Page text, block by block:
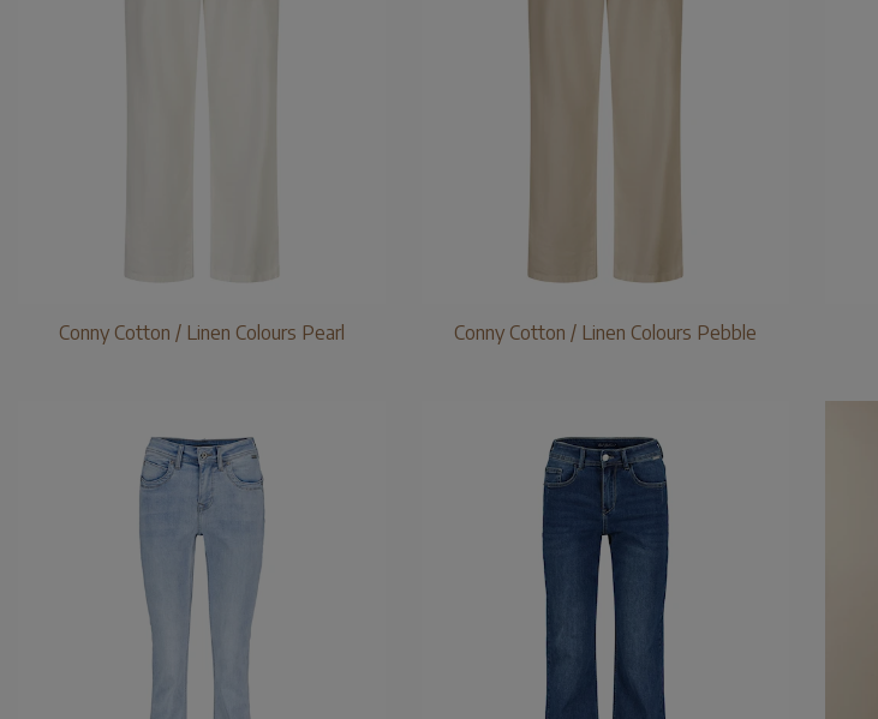
Conny Cotton / Linen Colours Pearl Conny Cotton / Linen Colours Pebble